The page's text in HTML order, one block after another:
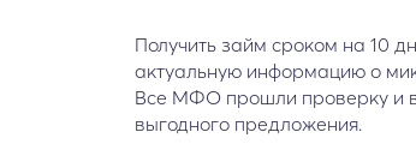
Получить займ сроком на 10
актуальную информацию о
Все МФО прошли проверку и
выгодного предложения.